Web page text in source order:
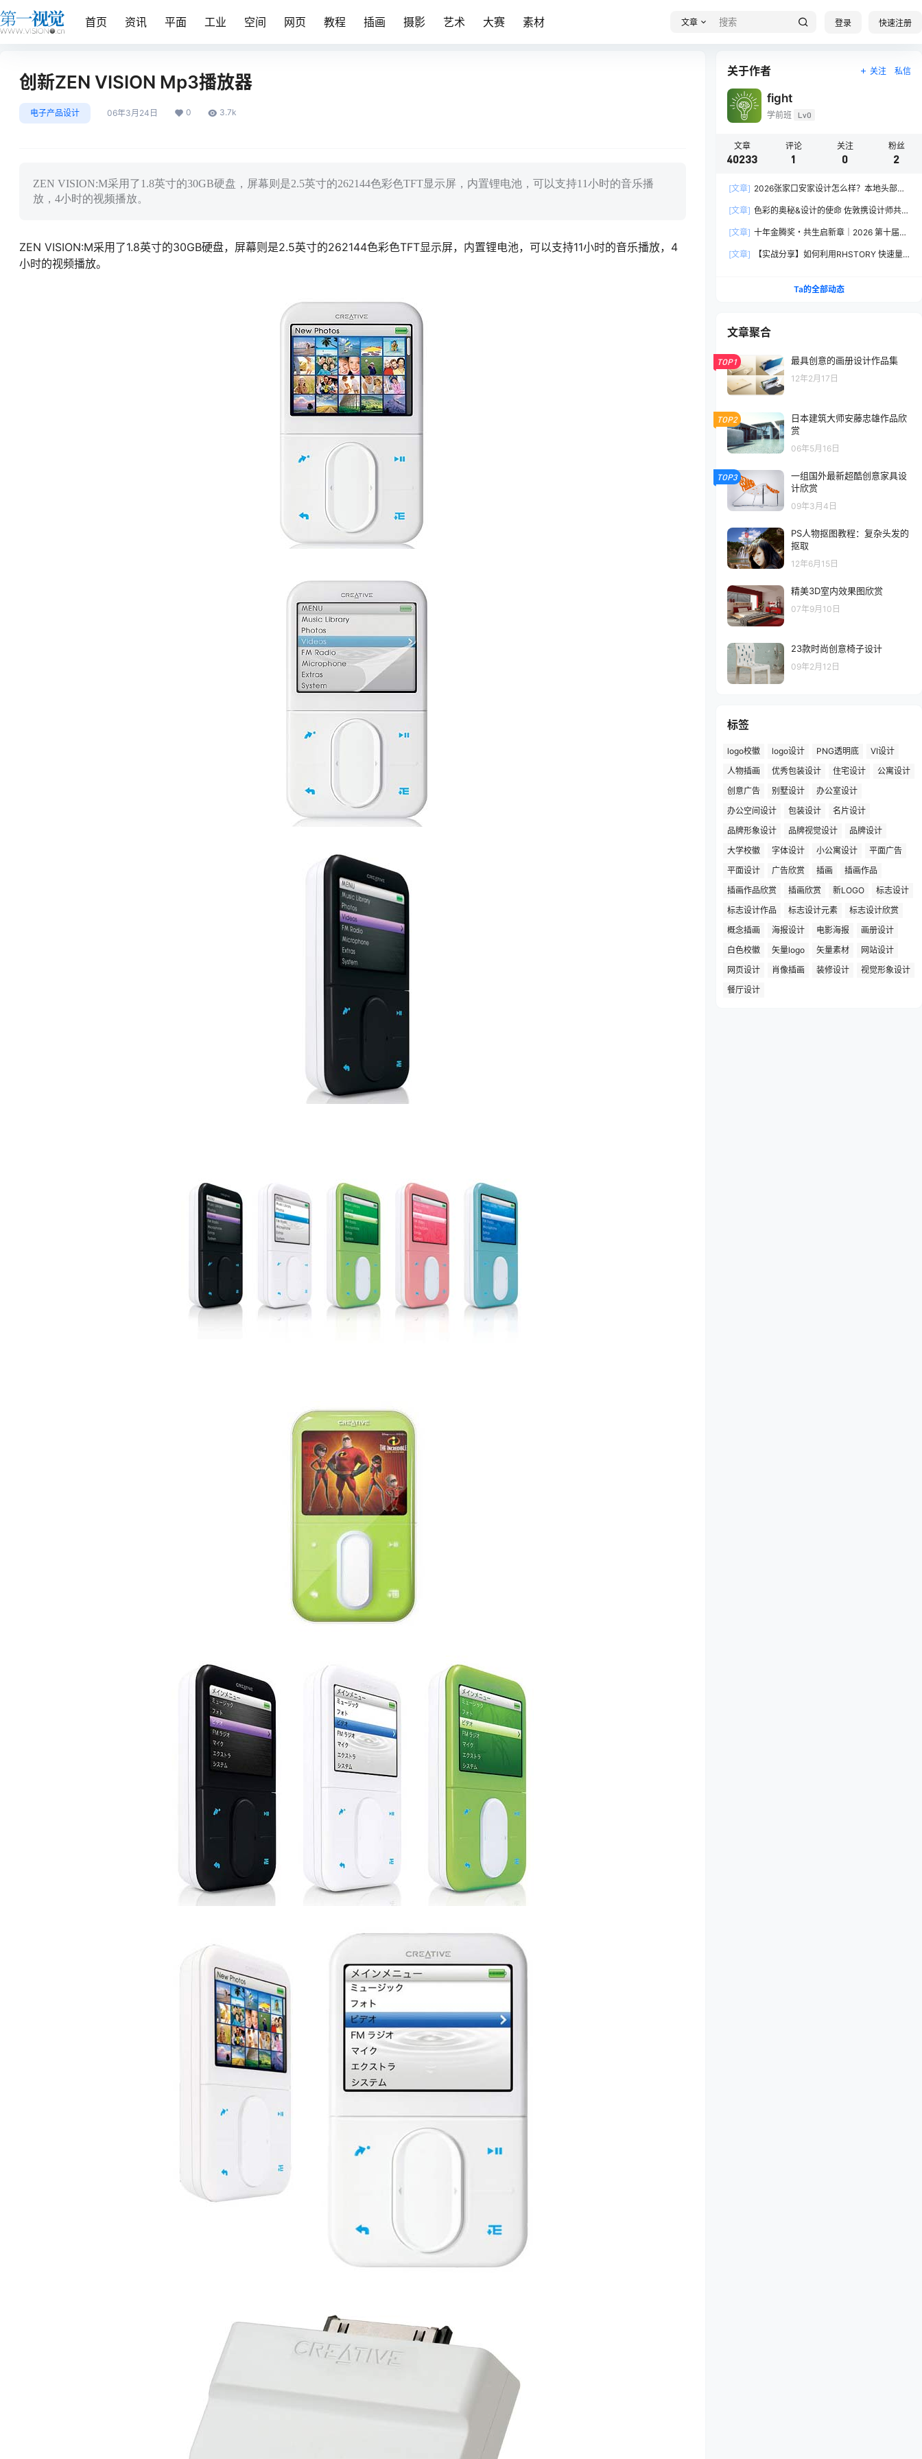
首页 资讯 平面 工业 空间 网页 教程 插画 摄影 艺术 大赛 素材 文章 登录 快速注册
创新ZEN VISION Mp3播放器
电子产品设计 06年3月24日 0 3.7k
ZEN VISION:M采用了1.8英寸的30GB硬盘，屏幕则是2.5英寸的262144色彩色TFT显示屏，内置锂电池，可以支持11小时的音乐播
放，4小时的视频播放。
ZEN VISION:M采用了1.8英寸的30GB硬盘，屏幕则是2.5英寸的262144色彩色TFT显示屏，内置锂电池，可以支持11小时的音乐播放，4
小时的视频播放。
关于作者 关注 私信
fight
学前班 Lv0
文章
40233
评论
1
关注
0
粉丝
2
[文章] 2026张家口安家设计怎么样？本地头部全
[文章] 色彩的奥秘&设计的使命 佐敦携设计师共探
[文章] 十年金腾奖・共生启新章｜2026 第十届金
[文章]
【实战分享】如何利用RHSTORY 快速量
Ta的全部动态
文章聚合
TOP1 最具创意的画册设计作品集
12年2月17日
TOP2
日本建筑大师安藤忠雄作品欣
赏
06年5月16日
TOP3
一组国外最新超酷创意家具设
计欣赏
09年3月4日
PS人物抠图教程：复杂头发的
抠取
12年6月15日
精美3D室内效果图欣赏
07年9月10日
23款时尚创意椅子设计
09年2月12日
标签
logo校徽 logo设计 PNG透明底
VI设计
人物插画
优秀包装设计 住宅设计
公寓设计
创意广告
别墅设计
办公室设计
办公空间设计
包装设计
名片设计
品牌形象设计
品牌视觉设计
品牌设计
大学校徽
字体设计 小公寓设计
平面广告
平面设计
广告欣赏 插画
插画作品
插画作品欣赏
插画欣赏 新LOGO
标志设计
标志设计作品
标志设计元素
标志设计欣赏
概念插画
海报设计 电影海报
画册设计
白色校徽
矢量logo 矢量素材
网站设计
网页设计
肖像插画 装修设计
视觉形象设计
餐厅设计